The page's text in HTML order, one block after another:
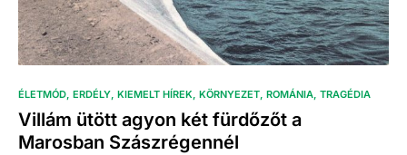
ÉLETMÓD ERDÉLY KIEMELT HÍREK KÖRNYEZET ROMÁNIA TRAGÉDIA
Villám ütött agyon két fürdőzőt a
Marosban Szászrégennél